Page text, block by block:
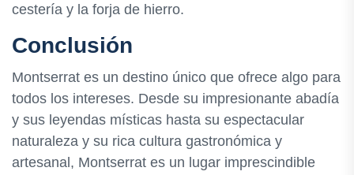
cestería y la forja de hierro.
Conclusión
Montserrat es un destino único que ofrece algo para
todos los intereses. Desde su impresionante abadía
y sus leyendas místicas hasta su espectacular
naturaleza y su rica cultura gastronómica y
artesanal, Montserrat es un lugar imprescindible